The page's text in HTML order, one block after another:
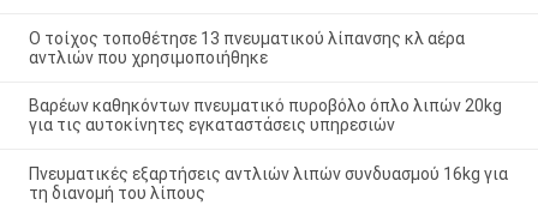
Ο τοίχος τοποθέτησε 13 πνευματικού λίπανσης κλ αέρα
αντλιών που χρησιμοποιήθηκε
Βαρέων καθηκόντων πνευματικό πυροβόλο όπλο λιπών 20kg
για τις αυτοκίνητες εγκαταστάσεις υπηρεσιών
Πνευματικές εξαρτήσεις αντλιών λιπών συνδυασμού 16kg για
τη διανομή του λίπους